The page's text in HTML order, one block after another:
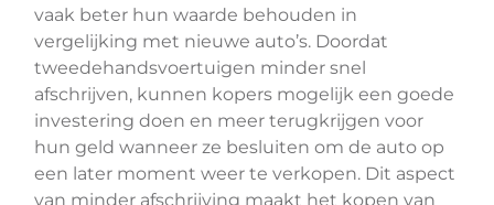
vaak beter hun waarde behouden in
vergelijking met nieuwe auto’s. Doordat
tweedehandsvoertuigen minder snel
afschrijven, kunnen kopers mogelijk een goede
investering doen en meer terugkrijgen voor
hun geld wanneer ze besluiten om de auto op
een later moment weer te verkopen. Dit aspect
van minder afschrijving maakt het kopen van